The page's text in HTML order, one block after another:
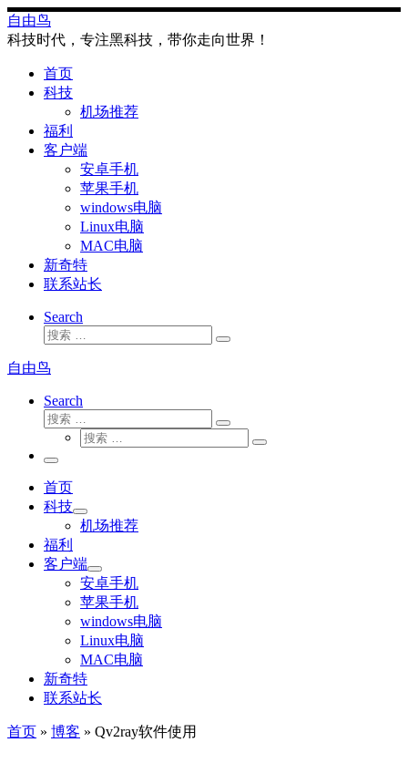
Skip
to
content
自由鸟
科技时代，专注黑科技，带你走向世界！
首页
科技
机场推荐
福利
客户端
安卓手机
苹果手机
windows电脑
Linux电脑
MAC电脑
新奇特
联系站长
Search
搜
搜
自由鸟
Search
搜
搜
索
搜
搜
主
菜
单
首页
科技
机场推荐
福利
客户端
安卓手机
苹果手机
windows电脑
Linux电脑
MAC电脑
新奇特
联系站长
首页 » 博客 » Qv2ray软件使用